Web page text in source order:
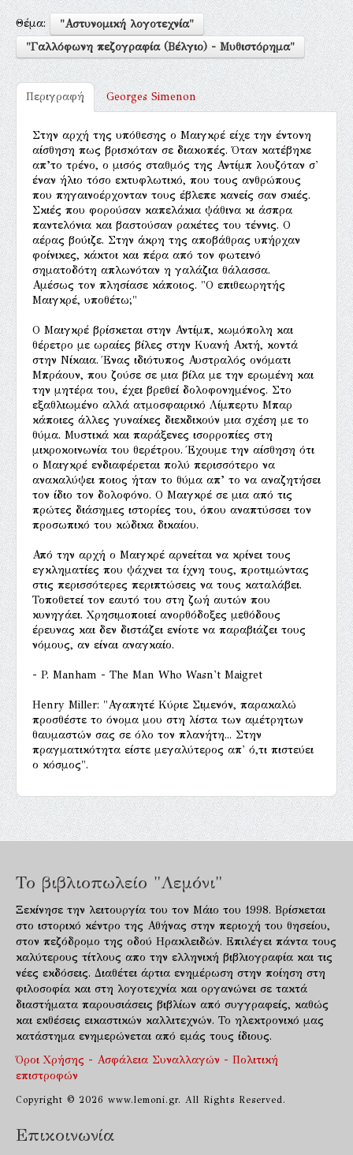
Θέμα:
"Αστυνομική λογοτεχνία"
"Γαλλόφωνη πεζογραφία (Βέλγιο) - Μυθιστόρημα"
Περιγραφή Georges Simenon
Στην αρχή της υπόθεσης ο Μαιγκρέ είχε την έντονη
αίσθηση πως βρισκόταν σε διακοπές. Όταν κατέβηκε
απ’το τρένο, ο μισός σταθμός της Αντίμπ λουζόταν σ'
έναν ήλιο τόσο εκτυφλωτικό, που τους ανθρώπους
που πηγαινοέρχονταν τους έβλεπε κανείς σαν σκιές.
Σκιές που φορούσαν καπελάκια ψάθινα κι άσπρα
παντελόνια και βαστούσαν ρακέτες του τέννις. Ο
αέρας βούιζε. Στην άκρη της αποβάθρας υπήρχαν
φοίνικες, κάκτοι και πέρα από τον φωτεινό
σηματοδότη απλωνόταν η γαλάζια θάλασσα.
Αμέσως τον πλησίασε κάποιος. "Ο επιθεωρητής
Μαιγκρέ, υποθέτω;"
Ο Μαιγκρέ βρίσκεται στην Αντίμπ, κωμόπολη και
θέρετρο με ωραίες βίλες στην Κυανή Ακτή, κοντά
στην Νίκαια. Ένας ιδιότυπος Αυστραλός ονόματι
Μπράουν, που ζούσε σε μια βίλα με την ερωμένη και
την μητέρα του, έχει βρεθεί δολοφονημένος. Στο
εξαθλιωμένο αλλά ατμοσφαιρικό Λίμπερτυ Μπαρ
κάποιες άλλες γυναίκες διεκδικούν μια σχέση με το
θύμα. Μυστικά και παράξενες ισορροπίες στη
μικροκοινωνία του θερέτρου. Έχουμε την αίσθηση ότι
ο Μαιγκρέ ενδιαφέρεται πολύ περισσότερο να
ανακαλύψει ποιος ήταν το θύμα απ’ το να αναζητήσει
τον ίδιο τον δολοφόνο. Ο Μαιγκρέ σε μια από τις
πρώτες διάσημες ιστορίες του, όπου αναπτύσσει τον
προσωπικό του κώδικα δικαίου.
Από την αρχή ο Μαιγκρέ αρνείται να κρίνει τους
εγκληματίες που ψάχνει τα ίχνη τους, προτιμώντας
στις περισσότερες περιπτώσεις να τους καταλάβει.
Τοποθετεί τον εαυτό του στη ζωή αυτών που
κυνηγάει. Χρησιμοποιεί ανορθόδοξες μεθόδους
έρευνας και δεν διστάζει ενίοτε να παραβιάζει τους
νόμους, αν είναι αναγκαίο.
- P. Manham - The Man Who Wasn't Maigret
Henry Miller: "Αγαπητέ Κύριε Σιμενόν, παρακαλώ
προσθέστε το όνομα μου στη λίστα των αμέτρητων
θαυμαστών σας σε όλο τον πλανήτη... Στην
πραγματικότητα είστε μεγαλύτερος απ' ό,τι πιστεύει
ο κόσμος".
Το βιβλιοπωλείο "Λεμόνι"
Ξεκίνησε την λειτουργία του τον Μάιο του 1998. Βρίσκεται
στο ιστορικό κέντρο της Αθήνας στην περιοχή του θησείου,
στον πεζόδρομο της οδού Ηρακλειδών. Επιλέγει πάντα τους
καλύτερους τίτλους απο την ελληνική βιβλιογραφία και τις
νέες εκδόσεις. Διαθέτει άρτια ενημέρωση στην ποίηση στη
φιλοσοφία και στη λογοτεχνία και οργανώνει σε τακτά
διαστήματα παρουσιάσεις βιβλίων από συγγραφείς, καθώς
και εκθέσεις εικαστικών καλλιτεχνών. Το ηλεκτρονικό μας
κατάστημα ενημερώνεται από εμάς τους ίδιους.
Όροι Χρήσης - Ασφάλεια Συναλλαγών - Πολιτική
επιστροφών
Copyright © 2026 www.lemoni.gr. All Rights Reserved.
Επικοινωνία